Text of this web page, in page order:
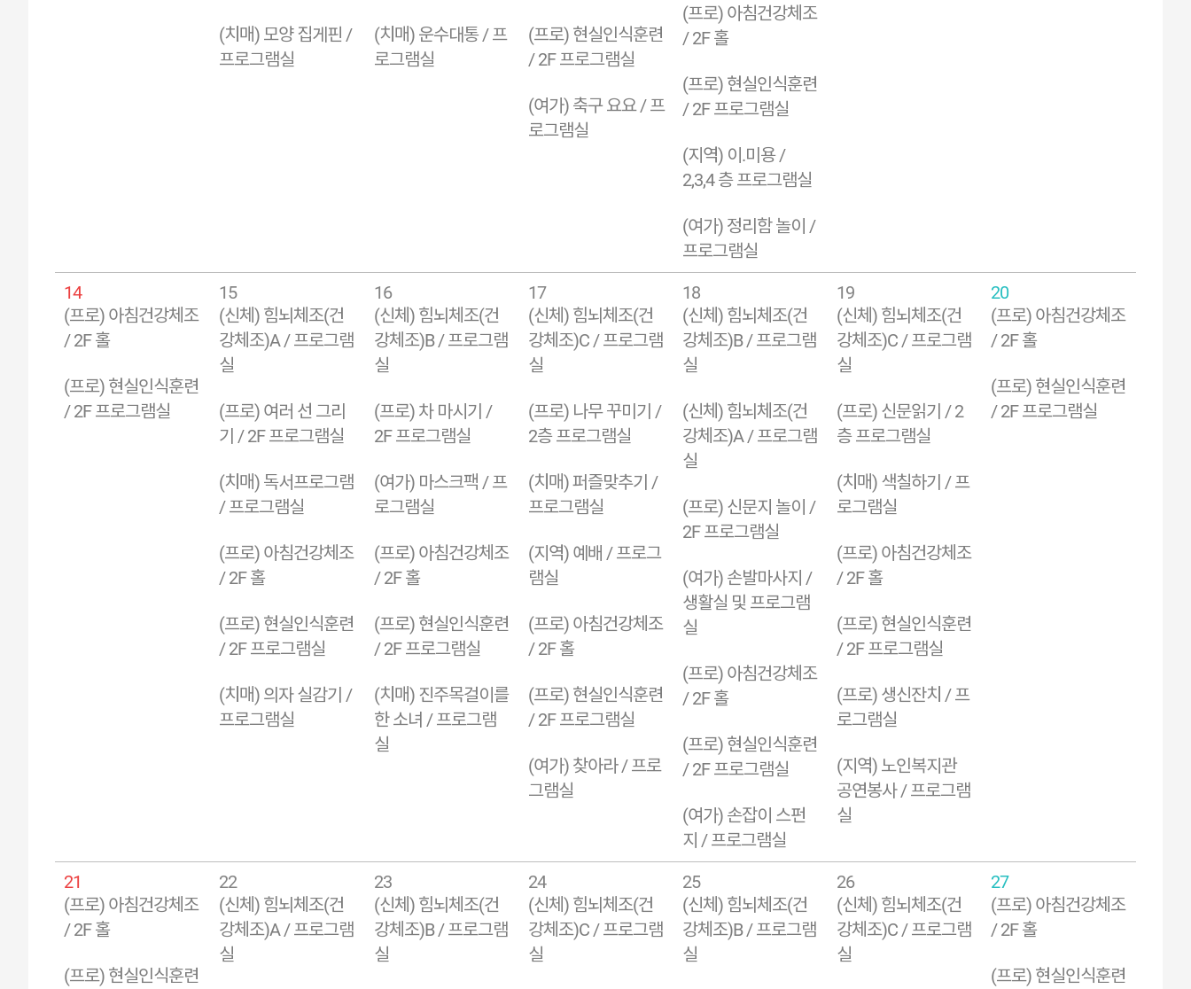
(치매) 모양 집게핀 /
프로그램실
(치매) 운수대통 / 프
로그램실
(프로) 현실인식훈련
/ 2F 프로그램실
(여가) 축구 요요 / 프
로그램실
(프로) 아침건강체조
/ 2F 홀
(프로) 현실인식훈련
/ 2F 프로그램실
(지역) 이.미용 /
2,3,4 층 프로그램실
(여가) 정리함 놀이 /
프로그램실
14
(프로) 아침건강체조
/ 2F 홀
(프로) 현실인식훈련
/ 2F 프로그램실
15
(신체) 힘뇌체조(건
강체조)A / 프로그램
실
(프로) 여러 선 그리
기 / 2F 프로그램실
(치매) 독서프로그램
/ 프로그램실
(프로) 아침건강체조
/ 2F 홀
(프로) 현실인식훈련
/ 2F 프로그램실
(치매) 의자 실감기 /
프로그램실
16
(신체) 힘뇌체조(건
강체조)B / 프로그램
실
(프로) 차 마시기 /
2F 프로그램실
(여가) 마스크팩 / 프
로그램실
(프로) 아침건강체조
/ 2F 홀
(프로) 현실인식훈련
/ 2F 프로그램실
(치매) 진주목걸이를
한 소녀 / 프로그램
실
17
(신체) 힘뇌체조(건
강체조)C / 프로그램
실
(프로) 나무 꾸미기 /
2층 프로그램실
(치매) 퍼즐맞추기 /
프로그램실
(지역) 예배 / 프로그
램실
(프로) 아침건강체조
/ 2F 홀
(프로) 현실인식훈련
/ 2F 프로그램실
(여가) 찾아라 / 프로
그램실
18
(신체) 힘뇌체조(건
강체조)B / 프로그램
실
(신체) 힘뇌체조(건
강체조)A / 프로그램
실
(프로) 신문지 놀이 /
2F 프로그램실
(여가) 손발마사지 /
생활실 및 프로그램
실
(프로) 아침건강체조
/ 2F 홀
(프로) 현실인식훈련
/ 2F 프로그램실
(여가) 손잡이 스펀
지 / 프로그램실
19
(신체) 힘뇌체조(건
강체조)C / 프로그램
실
(프로) 신문읽기 / 2
층 프로그램실
(치매) 색칠하기 / 프
로그램실
(프로) 아침건강체조
/ 2F 홀
(프로) 현실인식훈련
/ 2F 프로그램실
(프로) 생신잔치 / 프
로그램실
(지역) 노인복지관
공연봉사 / 프로그램
실
20
(프로) 아침건강체조
/ 2F 홀
(프로) 현실인식훈련
/ 2F 프로그램실
21
(프로) 아침건강체조
/ 2F 홀
(프로) 현실인식훈련
22
(신체) 힘뇌체조(건
강체조)A / 프로그램
실
23
(신체) 힘뇌체조(건
강체조)B / 프로그램
실
24
(신체) 힘뇌체조(건
강체조)C / 프로그램
실
25
(신체) 힘뇌체조(건
강체조)B / 프로그램
실
26
(신체) 힘뇌체조(건
강체조)C / 프로그램
실
27
(프로) 아침건강체조
/ 2F 홀
(프로) 현실인식훈련